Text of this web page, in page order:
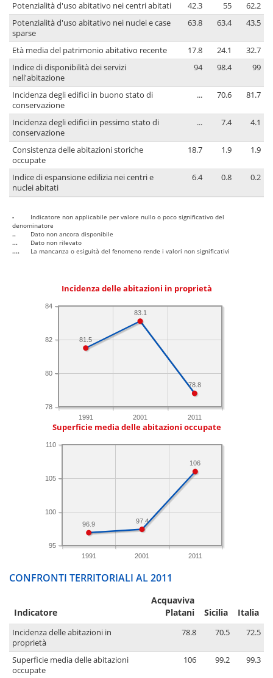
Potenzialità d'uso abitativo nei centri abitati
42.3 55
62.2
Potenzialità d'uso abitativo nei nuclei e case
sparse
63.8 63.4 43.5
Età media del patrimonio abitativo recente 17.8 24.1
32.7
Indice di disponibilità dei servizi
nell'abitazione
94 98.4 99
Incidenza degli edifici in buono stato di
conservazione
... 70.6 81.7
Incidenza degli edifici in pessimo stato di
conservazione
... 7.4 4.1
Consistenza delle abitazioni storiche
occupate
18.7 1.9 1.9
Indice di espansione edilizia nei centri e
nuclei abitati
6.4 0.8 0.2
-
Indicatore non applicabile per valore nullo o poco significativo del
denominatore
..
Dato non ancora disponibile
...
Dato non rilevato
....
La mancanza o esiguità del fenomeno rende i valori non significativi
Incidenza delle abitazioni in proprietà
1991 2001 2011
78
80
82
84
78.8
83.1
81.5
Superficie media delle abitazioni occupate
1991 2001 2011
95
100
105
110
106
97.4
96.9
CONFRONTI TERRITORIALI AL 2011
Indicatore
Acquaviva
Platani
Sicilia Italia
Incidenza delle abitazioni in
proprietà
78.8 70.5 72.5
Superficie media delle abitazioni
occupate
106 99.2 99.3